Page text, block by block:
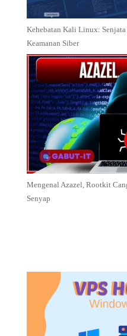
Kehebatan Kali Linux: Senjata
Keamanan Siber
Mengenal Azazel, Rootkit
Senyap